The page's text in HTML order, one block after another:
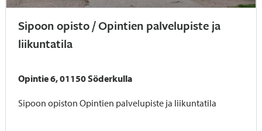
Sipoon opisto / Opintien palvelupiste ja
liikuntatila
Opintie 6, 01150 Söderkulla
Sipoon opiston Opintien palvelupiste ja liikuntatila